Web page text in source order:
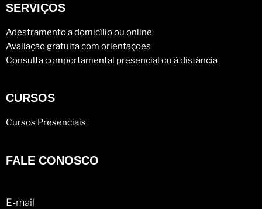
SERVIÇOS
Adestramento a domicílio ou online
Avaliação gratuita com orientações
Consulta comportamental presencial ou à distância
CURSOS
Cursos Presenciais
FALE CONOSCO
E-mail